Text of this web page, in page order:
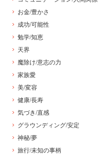
お金/豊かさ
成功/可能性
勉学/知恵
天界
魔除け/意志の力
家族愛
美/変容
健康/長寿
気づき/直感
グラウンディング/安定
神秘/夢
旅行/未知の事柄